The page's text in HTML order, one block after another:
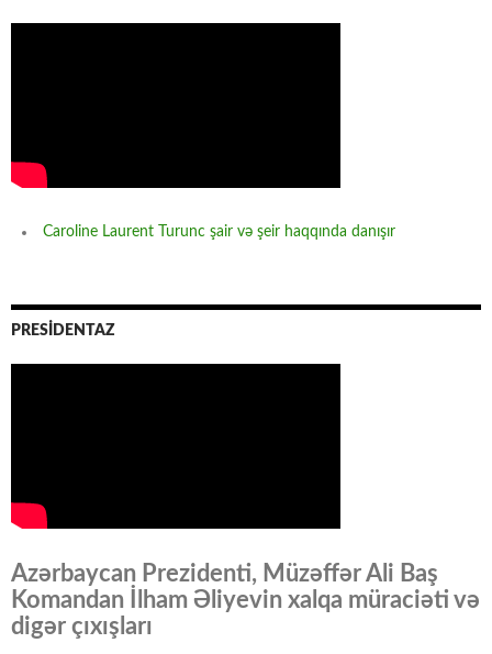
Caroline Laurent Turunc şair və şeir haqqında danışır
PRESİDENTAZ
Azərbaycan Prezidenti, Müzəffər Ali Baş
Komandan İlham Əliyevin xalqa müraciəti və
digər çıxışları